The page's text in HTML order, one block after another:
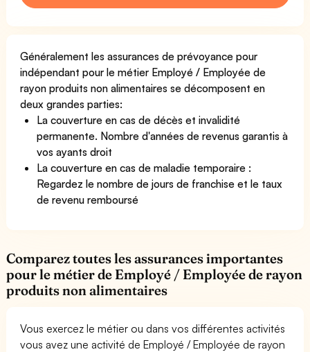
Généralement les assurances de prévoyance pour
indépendant pour le métier Employé / Employée de
rayon produits non alimentaires se décomposent en
deux grandes parties:
La couverture en cas de décès et invalidité
permanente. Nombre d'années de revenus garantis à
vos ayants droit
La couverture en cas de maladie temporaire :
Regardez le nombre de jours de franchise et le taux
de revenu remboursé
Comparez toutes les assurances importantes
pour le métier de Employé / Employée de rayon
produits non alimentaires
Vous exercez le métier ou dans vos différentes activités
vous avez une activité de Employé / Employée de rayon